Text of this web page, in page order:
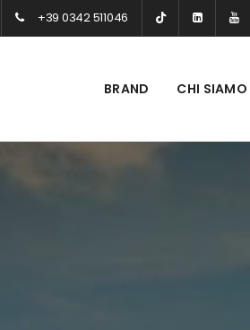
+39 0342 511046
BRAND CHI SIAMO